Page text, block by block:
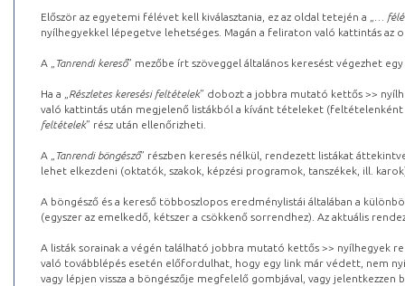
Először az egyetemi félévet kell kiválasztania, ez az oldal tetején a „
…
nyílhegyekkel lépegetve lehetséges. Magán a feliraton való kattintás az
A „ Tanrendi kereső” mezőbe írt szöveggel általános keresést végezhet
Ha a „ Részletes keresési feltételek” dobozt a jobbra mutató kettős >>
való kattintás után megjelenő listákból a kívánt tételeket (feltételenként
feltételek” rész után ellenőrizheti.
A „ Tanrendi böngésző” részben keresés nélkül, rendezett listákat
lehet elkezdeni (oktatók, szakok, képzési programok, tanszékek, ill.
A böngésző és a kereső többoszlopos eredménylistái általában a
(egyszer az emelkedő, kétszer a csökkenő sorrendhez). Az aktuális
A listák sorainak a végén található jobbra mutató kettős >> nyílhegyek
való továbblépés esetén előfordulhat, hogy egy link már védett, nem
vagy lépjen vissza a böngészője megfelelő gombjával, vagy